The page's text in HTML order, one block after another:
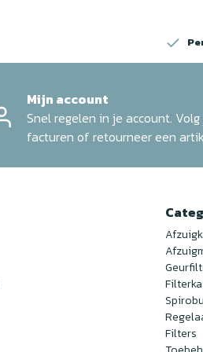
Mijn account
Snel regelen in je account.
facturen of retourneer een
Filters